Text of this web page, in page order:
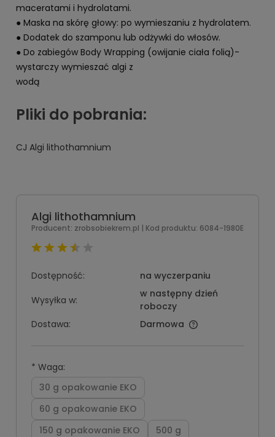
maceratami i hydrolatami.
● Maska na skórę głowy: po wymieszaniu z hydrolatem.
● Dodatek do szamponu lub odżywki do włosów.
● Do zabiegów Body Wrapping (owijanie ciała folią)-
wystarczy wymieszać algi z
wodą
Pliki do pobrania:
CJ Algi lithothamnium
Algi lithothamnium
Producent: zrobsobiekrem.pl | Kod produktu: 6084-1980E
Dostępność:
na wyczerpaniu
Wysyłka w:
w następny dzień
roboczy
Dostawa:
Darmowa
* Waga:
30 g opakowanie EKO
60 g opakowanie EKO
150 g opakowanie EKO
500 g